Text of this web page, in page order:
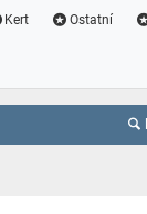
Kert Ostatní